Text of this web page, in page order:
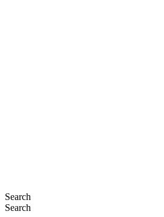
Search
Search